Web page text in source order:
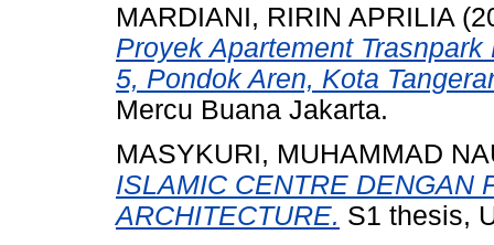
MARDIANI, RIRIN APRILIA
Proyek Apartement
5, Pondok Aren, Kota
Mercu Buana Jakarta.
MASYKURI, MUHAMMAD
ISLAMIC CENTRE DENGAN
ARCHITECTURE. S1 thesis,